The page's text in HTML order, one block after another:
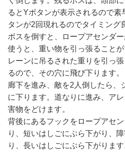
るとYボタンが表示されるので素
タンが2回現れるのでタイミング
ボスを倒すと、ロープアセンダ
使うと、重い物を引っ張ること
レーンに吊るされた重りを引っ
るので、その穴に飛び下ります。
廊下を進み、敵を2人倒したら、
に下ります。道なりに進み、ア
害物をどけます。
背後にあるフックをロープアセ
り、短いはしごにぶら下がり、
り、長いはしごにぶら下がります